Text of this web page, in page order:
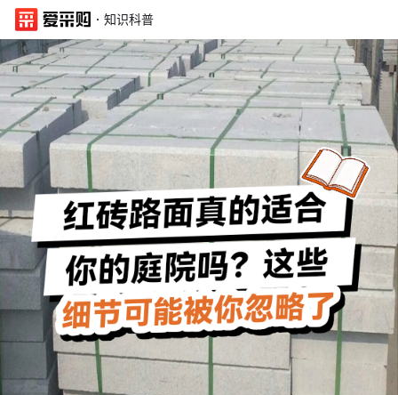
· 知识科普